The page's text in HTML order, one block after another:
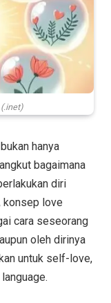
hanya
bagaimana
diri
konsep love
cara seseorang
oleh dirinya
untuk self-love,